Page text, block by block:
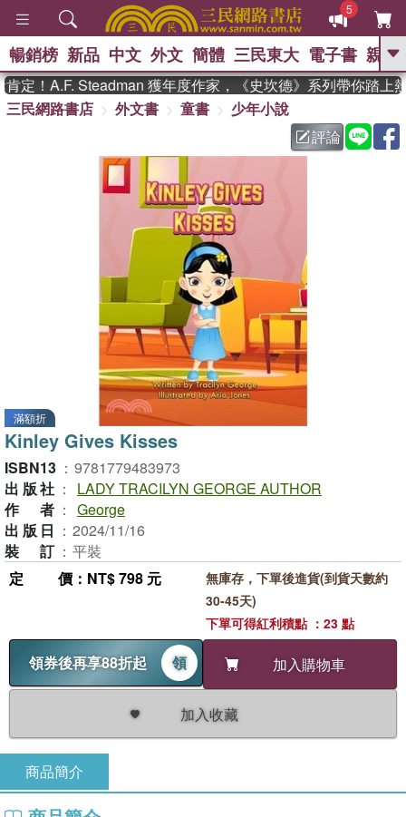
5
GO
熱搜： 東野圭吾 、
父親節 、 如果歷
暑期推薦 、 國際布克
登輝時代 、 數學女孩：黎曼猜想
偉大的迷走神經
暢銷榜 新品 中文 外文 簡體 三民東大 電子書 親子
！A.F. Steadman 獲年度作家，《史坎德》系列帶你踏上熱
三民網路書店
外文書 童書
少年小說
評論
滿額折
Kinley Gives Kisses
ISBN13 ： 9781779483973
出版社 ：
LADY TRACILYN GEORGE AUTHOR
作者 ： George
出版日 ： 2024/11/16
裝訂 ： 平裝
定價 ：NT$ 798 元
領券後再享88折起 領 加入購物車
加入收藏
無庫存，下單後進貨(到貨天數約
30-45天)
下單可得紅利積點 ：23 點
商品簡介